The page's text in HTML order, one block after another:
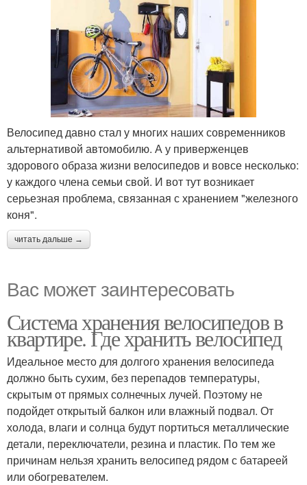
Велосипед давно стал у многих наших современников
альтернативой автомобилю. А у приверженцев
здорового образа жизни велосипедов и вовсе несколько:
у каждого члена семьи свой. И вот тут возникает
серьезная проблема, связанная с хранением "железного
коня".
читать дальше →
Вас может заинтересовать
Система хранения велосипедов в
квартире. Где хранить велосипед
Идеальное место для долгого хранения велосипеда
должно быть сухим, без перепадов температуры,
скрытым от прямых солнечных лучей. Поэтому не
подойдет открытый балкон или влажный подвал. От
холода, влаги и солнца будут портиться металлические
детали, переключатели, резина и пластик. По тем же
причинам нельзя хранить велосипед рядом с батареей
или обогревателем.